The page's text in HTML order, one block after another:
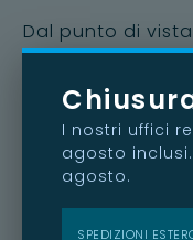
Dal punto di
differenza
una macchina
dall’altro una
portata definita
protezione
progettuali.
I nostri uffici
agosto
agosto.
SPEDIZIONI